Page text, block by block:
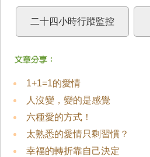
二十四小時行蹤監控
1+1=1的愛情
人沒變，變的是感覺
六種愛的方式！
太熟悉的愛情只剩習慣？
幸福的轉折靠自己決定